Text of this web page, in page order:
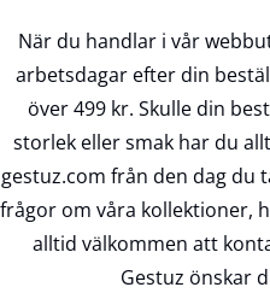
När du handlar i vår
arbetsdagar efter din
över 499 kr. Skulle din
storlek eller smak har du
gestuz.com från den dag du
frågor om våra kollektioner,
alltid välkommen att
Gestuz önskar